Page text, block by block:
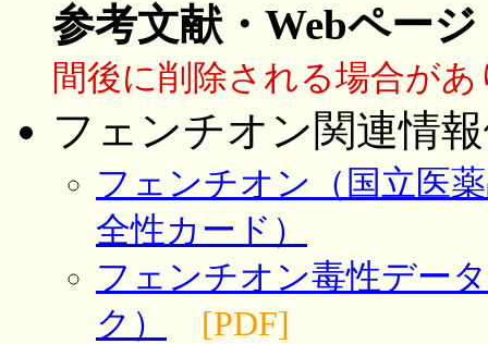
参考文献・Webページ
間後に削除される場合が
フェンチオン関連情
フェンチオン（国立医
全性カード）
フェンチオン毒性デー
ク）
[PDF]